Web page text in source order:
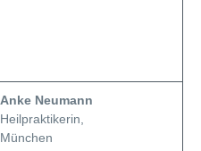
Anke Neumann
Heilpraktikerin,
München